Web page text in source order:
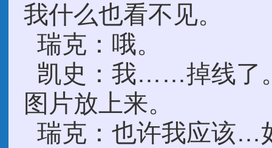
我什么也看不见。
瑞克：哦。
凯史：我……掉线
图片放上来。
瑞克：也许我应该…